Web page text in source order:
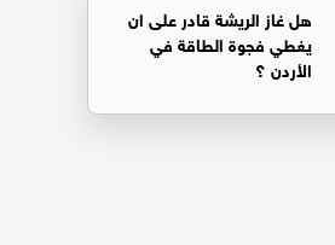
هل غاز الريشة قادر على ان
يغطي فجوة الطاقة في
الأردن ؟